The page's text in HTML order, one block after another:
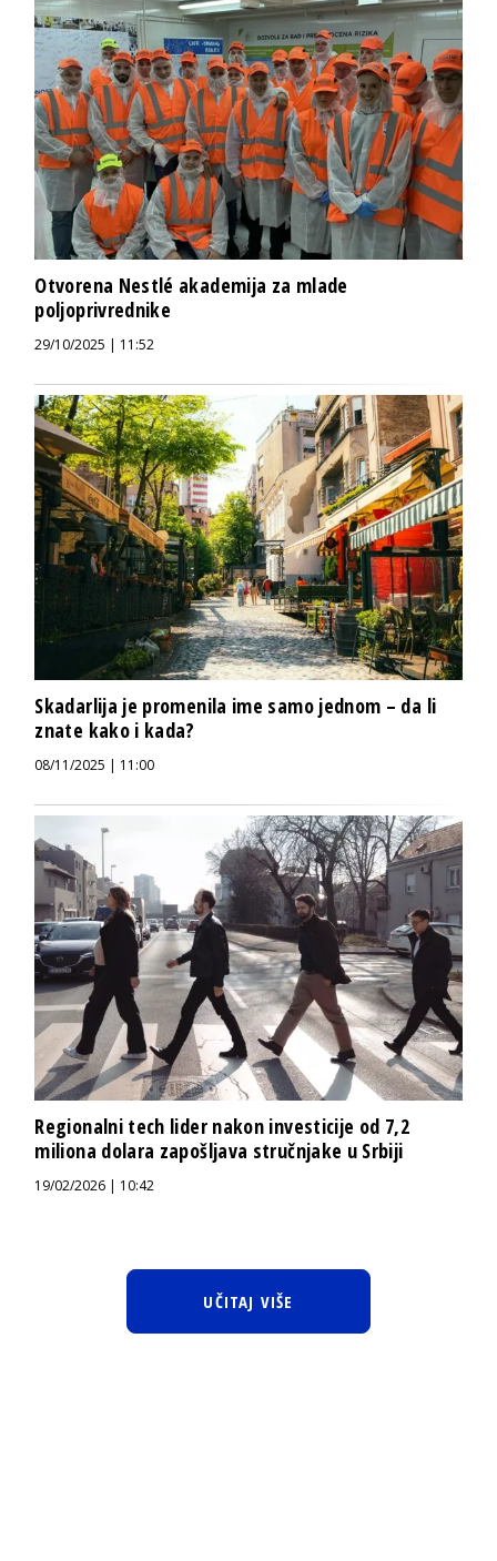
Otvorena Nestlé akademija za mlade
poljoprivrednike
29/10/2025 | 11:52
Skadarlija je promenila ime samo jednom – da li
znate kako i kada?
08/11/2025 | 11:00
Regionalni tech lider nakon investicije od 7,2
miliona dolara zapošljava stručnjake u Srbiji
19/02/2026 | 10:42
UČITAJ VIŠE